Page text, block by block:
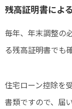
残高証明書によ
毎年、年末調整の
る残高証明書でも
住宅ローン控除を
書類ですので、届